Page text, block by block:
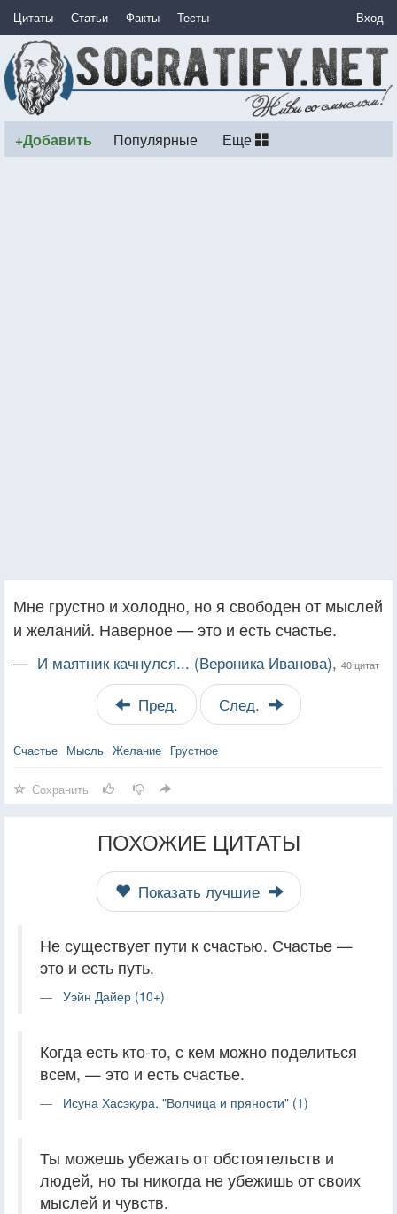
Цитаты Статьи Факты Тесты Вход
+Добавить Популярные Еще
Мне грустно и холодно, но я свободен от мыслей
и желаний. Наверное — это и есть счастье.
— И маятник качнулся... (Вероника Иванова), 40 цитат
Пред. След.
Счастье Мысль Желание Грустное
Сохранить
ПОХОЖИЕ ЦИТАТЫ
Показать лучшие
Не существует пути к счастью. Счастье —
это и есть путь.
Уэйн Дайер (10+)
Когда есть кто-то, с кем можно поделиться
всем, — это и есть счастье.
Исуна Хасэкура, "Волчица и пряности" (1)
Ты можешь убежать от обстоятельств и
людей, но ты никогда не убежишь от своих
мыслей и чувств.